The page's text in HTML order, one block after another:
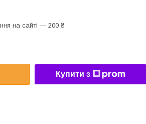
на сайті — 200 ₴
Купити з